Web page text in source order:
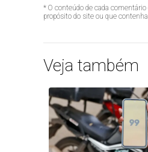
* O conteúdo de cada
propósito do site ou que
Veja também